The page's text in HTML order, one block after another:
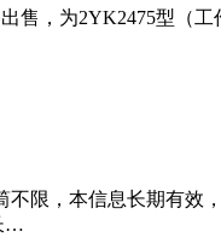
，为2YK2475型（
限，本信息长期有效
…